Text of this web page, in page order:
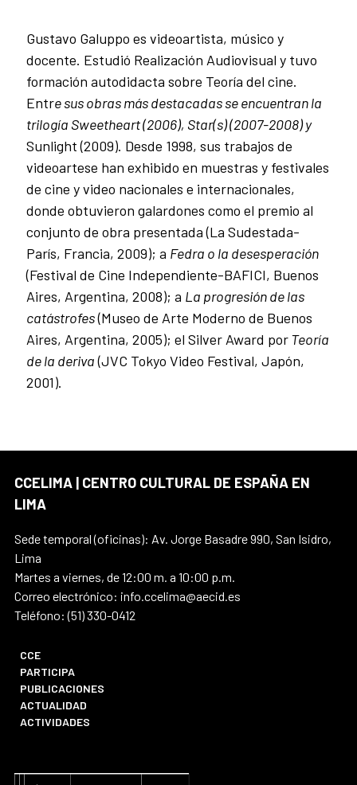
Gustavo Galuppo es videoartista, músico y
docente. Estudió Realización Audiovisual y tuvo
formación autodidacta sobre Teoría del cine.
Entre sus obras más destacadas se encuentran la
trilogía Sweetheart (2006), Star(s) (2007-2008) y
Sunlight (2009). Desde 1998, sus trabajos de
videoartese han exhibido en muestras y festivales
de cine y video nacionales e internacionales,
donde obtuvieron galardones como el premio al
conjunto de obra presentada (La Sudestada-
París, Francia, 2009); a Fedra o la desesperación
(Festival de Cine Independiente-BAFICI, Buenos
Aires, Argentina, 2008); a La progresión de las
catástrofes(Museo de Arte Moderno de Buenos
Aires, Argentina, 2005); el Silver Award porTeoría
de la deriva(JVC Tokyo Video Festival, Japón,
2001).
CCELIMA | CENTRO CULTURAL DE ESPAÑA EN
LIMA
Sede temporal (oficinas): Av. Jorge Basadre 990, San Isidro,
Lima
Martes a viernes, de 12:00 m. a 10:00 p.m.
Correo electrónico: info.ccelima@aecid.es
Teléfono: (51) 330-0412
CCE
PARTICIPA
PUBLICACIONES
ACTUALIDAD
ACTIVIDADES